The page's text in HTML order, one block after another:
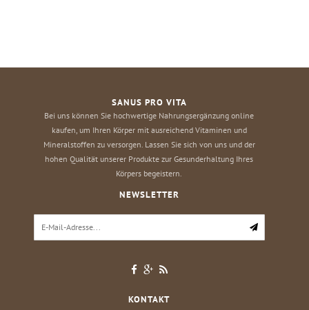
SANUS PRO VITA
Bei uns können Sie hochwertige Nahrungsergänzung online
kaufen, um Ihren Körper mit ausreichend Vitaminen und
Mineralstoffen zu versorgen. Lassen Sie sich von uns und der
hohen Qualität unserer Produkte zur Gesunderhaltung Ihres
Körpers begeistern.
NEWSLETTER
KONTAKT